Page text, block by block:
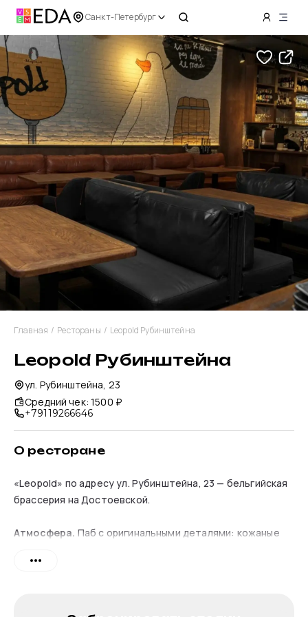
Санкт-Петербург
Главная / Рестораны / Leopold Рубинштейна
Leopold Рубинштейна
ул. Рубинштейна, 23
Средний чек:1500 ₽
+79119266646
О ресторане
«Leopold» по адресу ул. Рубинштейна, 23 — бельгийская
брассерия на Достоевской.
Атмосфера. Паб с оригинальными деталями: кожаные
На потолке закреплена выразительная деревянная